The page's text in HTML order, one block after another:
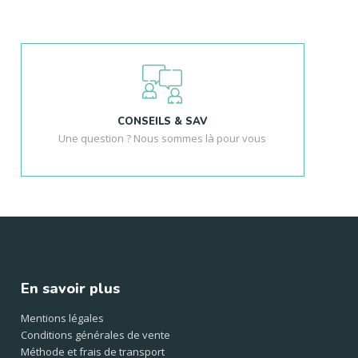
CONSEILS & SAV
Une question ? Nous sommes là pour vous
En savoir plus
Mentions légales
Conditions générales de vente
Méthode et frais de transport